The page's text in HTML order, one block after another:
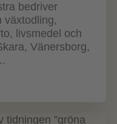
bedriver
växtodling,
livsmedel och
Vänersborg,